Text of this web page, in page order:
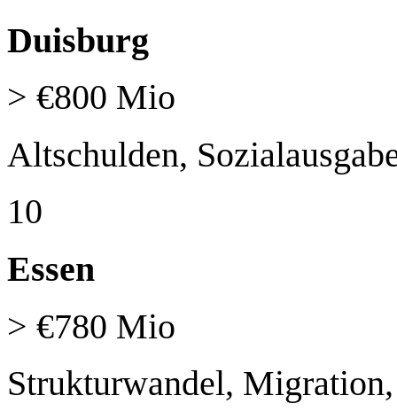
Duisburg
> €800 Mio
Altschulden,
10
Essen
> €780 Mio
Strukturwandel,